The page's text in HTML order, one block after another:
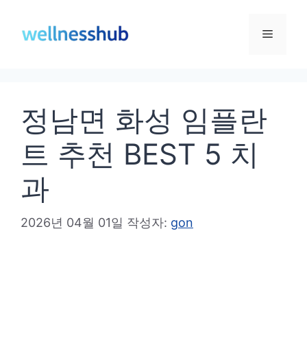
메
정남면 화성 임플란
트 추천 BEST 5 치
과
2026년 04월 01일 작성자: gon